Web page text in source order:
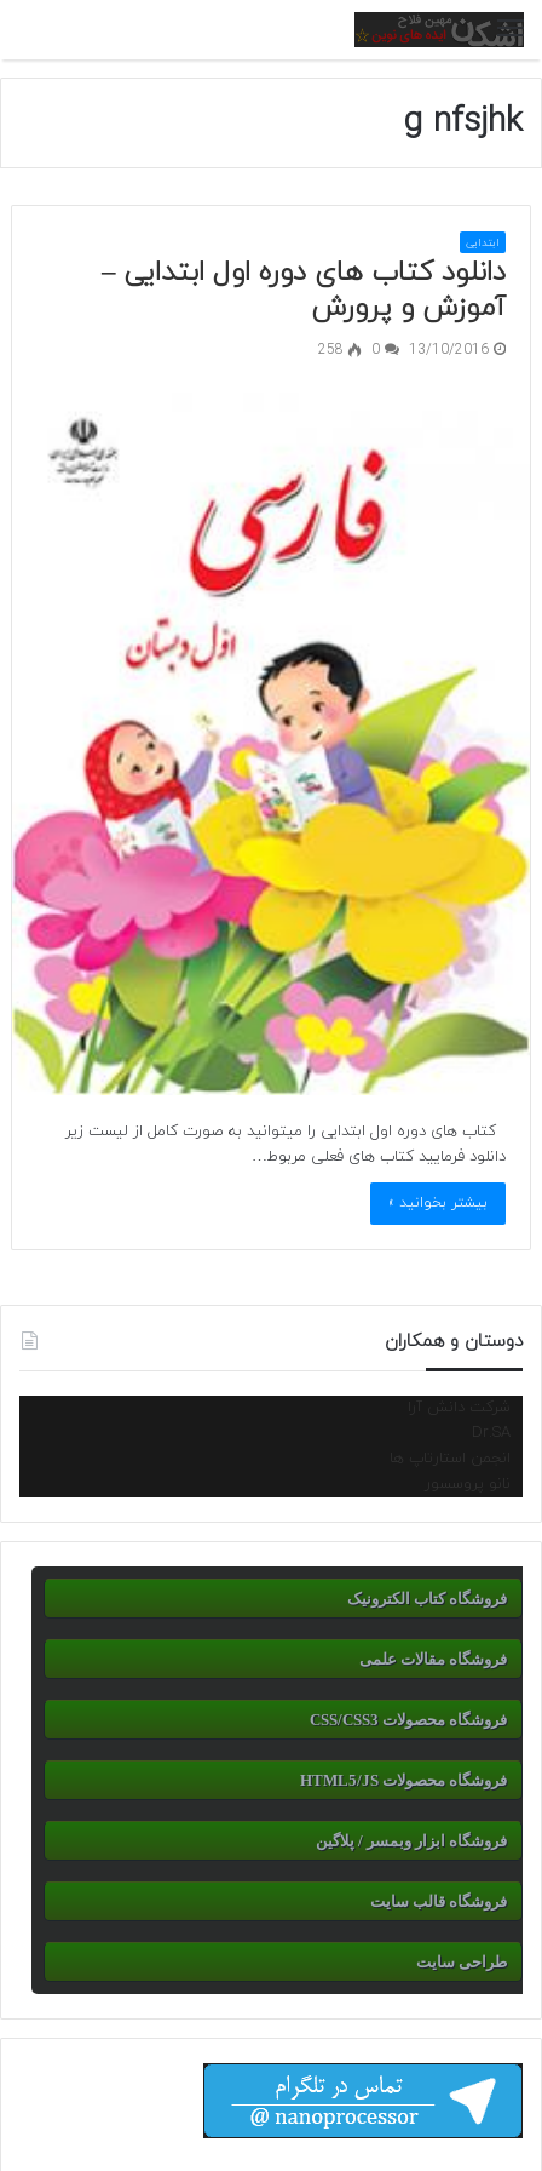
منو
g nfsjhk
ابتدایی
دانلود کتاب های دوره اول ابتدایی –
آموزش و پرورش
13/10/2016
0
258
کتاب های دوره اول ابتدایی را میتوانید به صورت کامل از لیست زیر
دانلود فرمایید کتاب های فعلی مربوط…
بیشتر بخوانید »
دوستان و همکاران
شرکت دانش آرا
انجمن استارتاپ ها
نانو پروسسور
فروشگاه کتاب الکترونیک
فروشگاه مقالات علمی
فروشگاه محصولات CSS/CSS3
فروشگاه محصولات HTML5/JS
فروشگاه ابزار وبمسر / پلاگین
فروشگاه قالب سایت
طراحی سایت